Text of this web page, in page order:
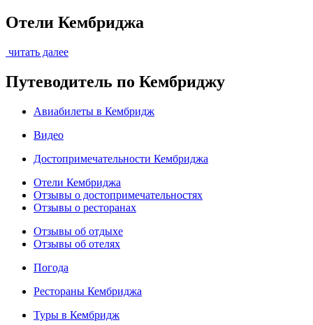
Отели Кембриджа
читать далее
Путеводитель по Кембриджу
Авиабилеты в Кембридж
Видео
Достопримечательности Кембриджа
Отели Кембриджа
Отзывы о достопримечательностях
Отзывы о ресторанах
Отзывы об отдыхе
Отзывы об отелях
Погода
Рестораны Кембриджа
Туры в Кембридж